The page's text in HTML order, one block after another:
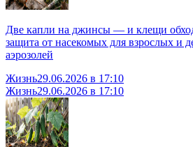
Две капли на джинсы — и клещи
защита от насекомых для взрослых и
аэрозолей
Жизнь29.06.2026 в 17:10
Жизнь29.06.2026 в 17:10